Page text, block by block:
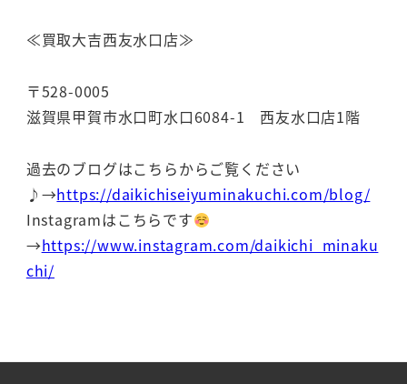
≪買取大吉西友水口店≫
〒528-0005
滋賀県甲賀市水口町水口6084-1 西友水口店1階
過去のブログはこちらからご覧ください
♪→https://daikichiseiyuminakuchi.com/blog/
Instagramはこちらです
→https://www.instagram.com/daikichi_minaku
chi/